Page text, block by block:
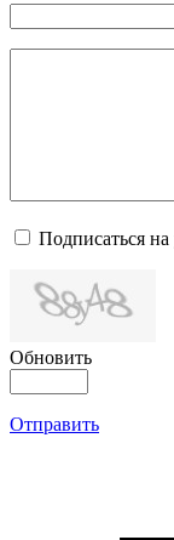
Подписаться
Обновить
Отправить